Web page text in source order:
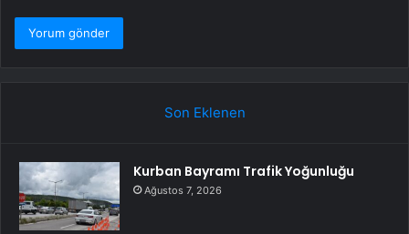
Son Eklenen
Kurban Bayramı Trafik Yoğunluğu
Ağustos 7, 2026